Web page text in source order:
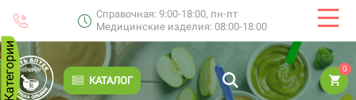
Справочная: 9:00-18:00, пн-пт
Медицинские изделия: 08:00-18:00
КАТАЛОГ
0
Категории